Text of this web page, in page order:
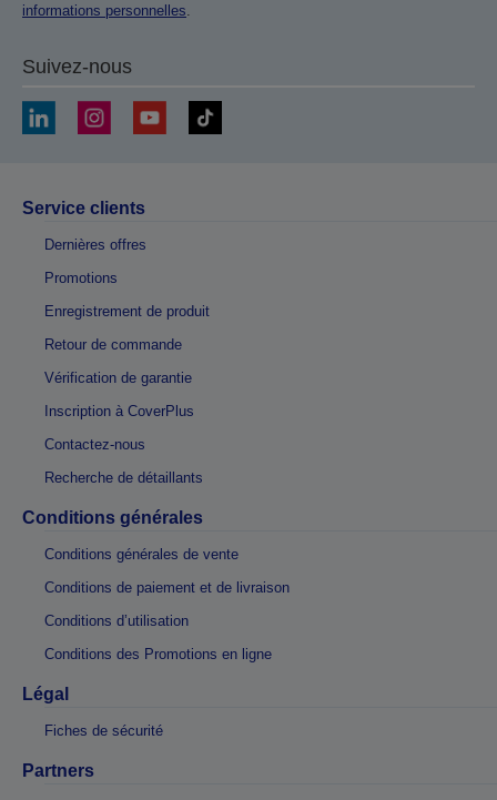
informations personnelles
Suivez-nous
Service clients
Dernières offres
Promotions
Enregistrement de produit
Retour de commande
Vérification de garantie
Inscription à CoverPlus
Contactez-nous
Recherche de détaillants
Conditions générales
Conditions générales de vente
Conditions de paiement et de livraison
Conditions d’utilisation
Conditions des Promotions en ligne
Légal
Fiches de sécurité
Partners